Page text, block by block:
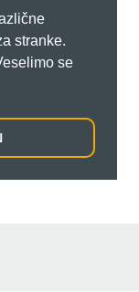
stranke.
se